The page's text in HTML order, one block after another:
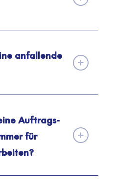
anfallende
Auftrags-
für